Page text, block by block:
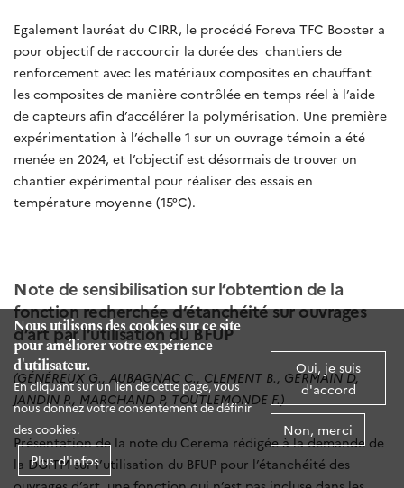
Nous utilisons des cookies sur ce site
pour améliorer votre expérience
d'utilisateur.
En cliquant sur un lien de cette page, vous
nous donnez votre consentement de définir
des cookies.
Plus d'infos
Oui, je suis
d'accord
Non, merci
Egalement lauréat du CIRR, le procédé Foreva TFC Booster a
pour objectif de raccourcir la durée des chantiers de
renforcement avec les matériaux composites en chauffant
les composites de manière contrôlée en temps réel à l’aide
de capteurs afin d’accélérer la polymérisation. Une première
expérimentation à l’échelle 1 sur un ouvrage témoin a été
menée en 2024, et l’objectif est désormais de trouver un
chantier expérimental pour réaliser des essais en
température moyenne (15°C).
Note de sensibilisation sur l’obtention de la
fonction recherchée d’étanchéité sur ouvrages
d’art par l’utilisation du BFUP
(GÉNÉREUX G., AUBAGNAC C., CLEMENT B., GERMAIN D,
JANDIN P., MARCHAND P, TOUTLEMONDE F.)
Présentation de la note du Cerema rédigée à la demande de
la DGITM sur l’utilisation du BFUP pour l’étanchéité des